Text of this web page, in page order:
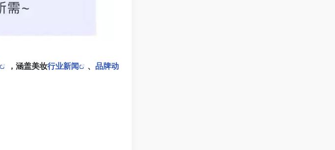
，涵盖美妆行业新闻 、 品牌动